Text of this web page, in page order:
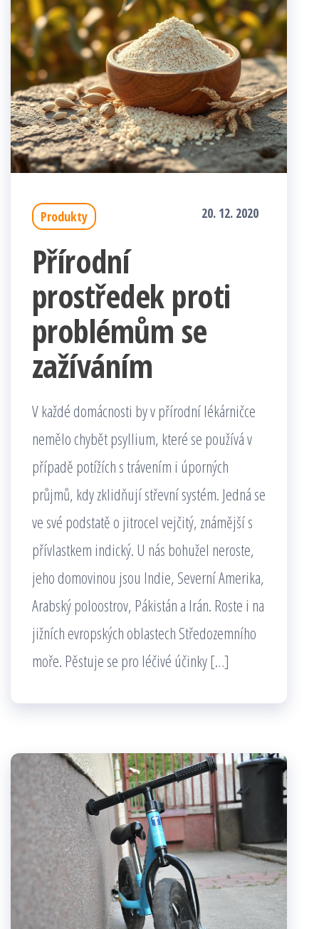
Produkty 20. 12. 2020
Přírodní
prostředek proti
problémům se
zažíváním
V každé domácnosti by v přírodní lékárničce
nemělo chybět psyllium, které se používá v
případě potížích s trávením i úporných
průjmů, kdy zklidňují střevní systém. Jedná se
ve své podstatě o jitrocel vejčitý, známější s
přívlastkem indický. U nás bohužel neroste,
jeho domovinou jsou Indie, Severní Amerika,
Arabský poloostrov, Pákistán a Irán. Roste i na
jižních evropských oblastech Středozemního
moře. Pěstuje se pro léčivé účinky […]